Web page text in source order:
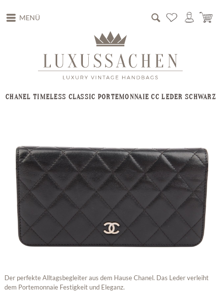
MENÜ
CHANEL TIMELESS CLASSIC PORTEMONNAIE CC LEDER SCHWARZ
Der perfekte Alltagsbegleiter aus dem Hause Chanel. Das Leder verleiht
dem Portemonnaie Festigkeit und Eleganz.